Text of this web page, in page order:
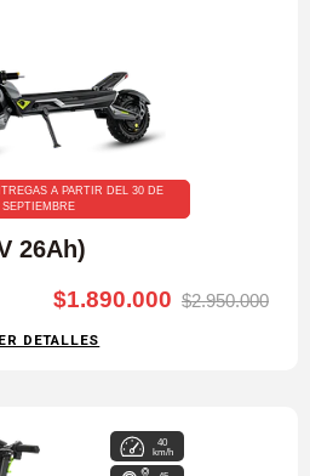
A PARTIR DEL 30 DE
SEPTIEMBRE
26Ah)
$1.890.000 $2.950.000
DETALLES
40
km/h